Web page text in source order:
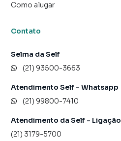
Como alugar
Contato
Selma da Self
(21) 93500-3663
Atendimento Self - Whatsapp
(21) 99800-7410
Atendimento da Self - Ligação
(21) 3179-5700